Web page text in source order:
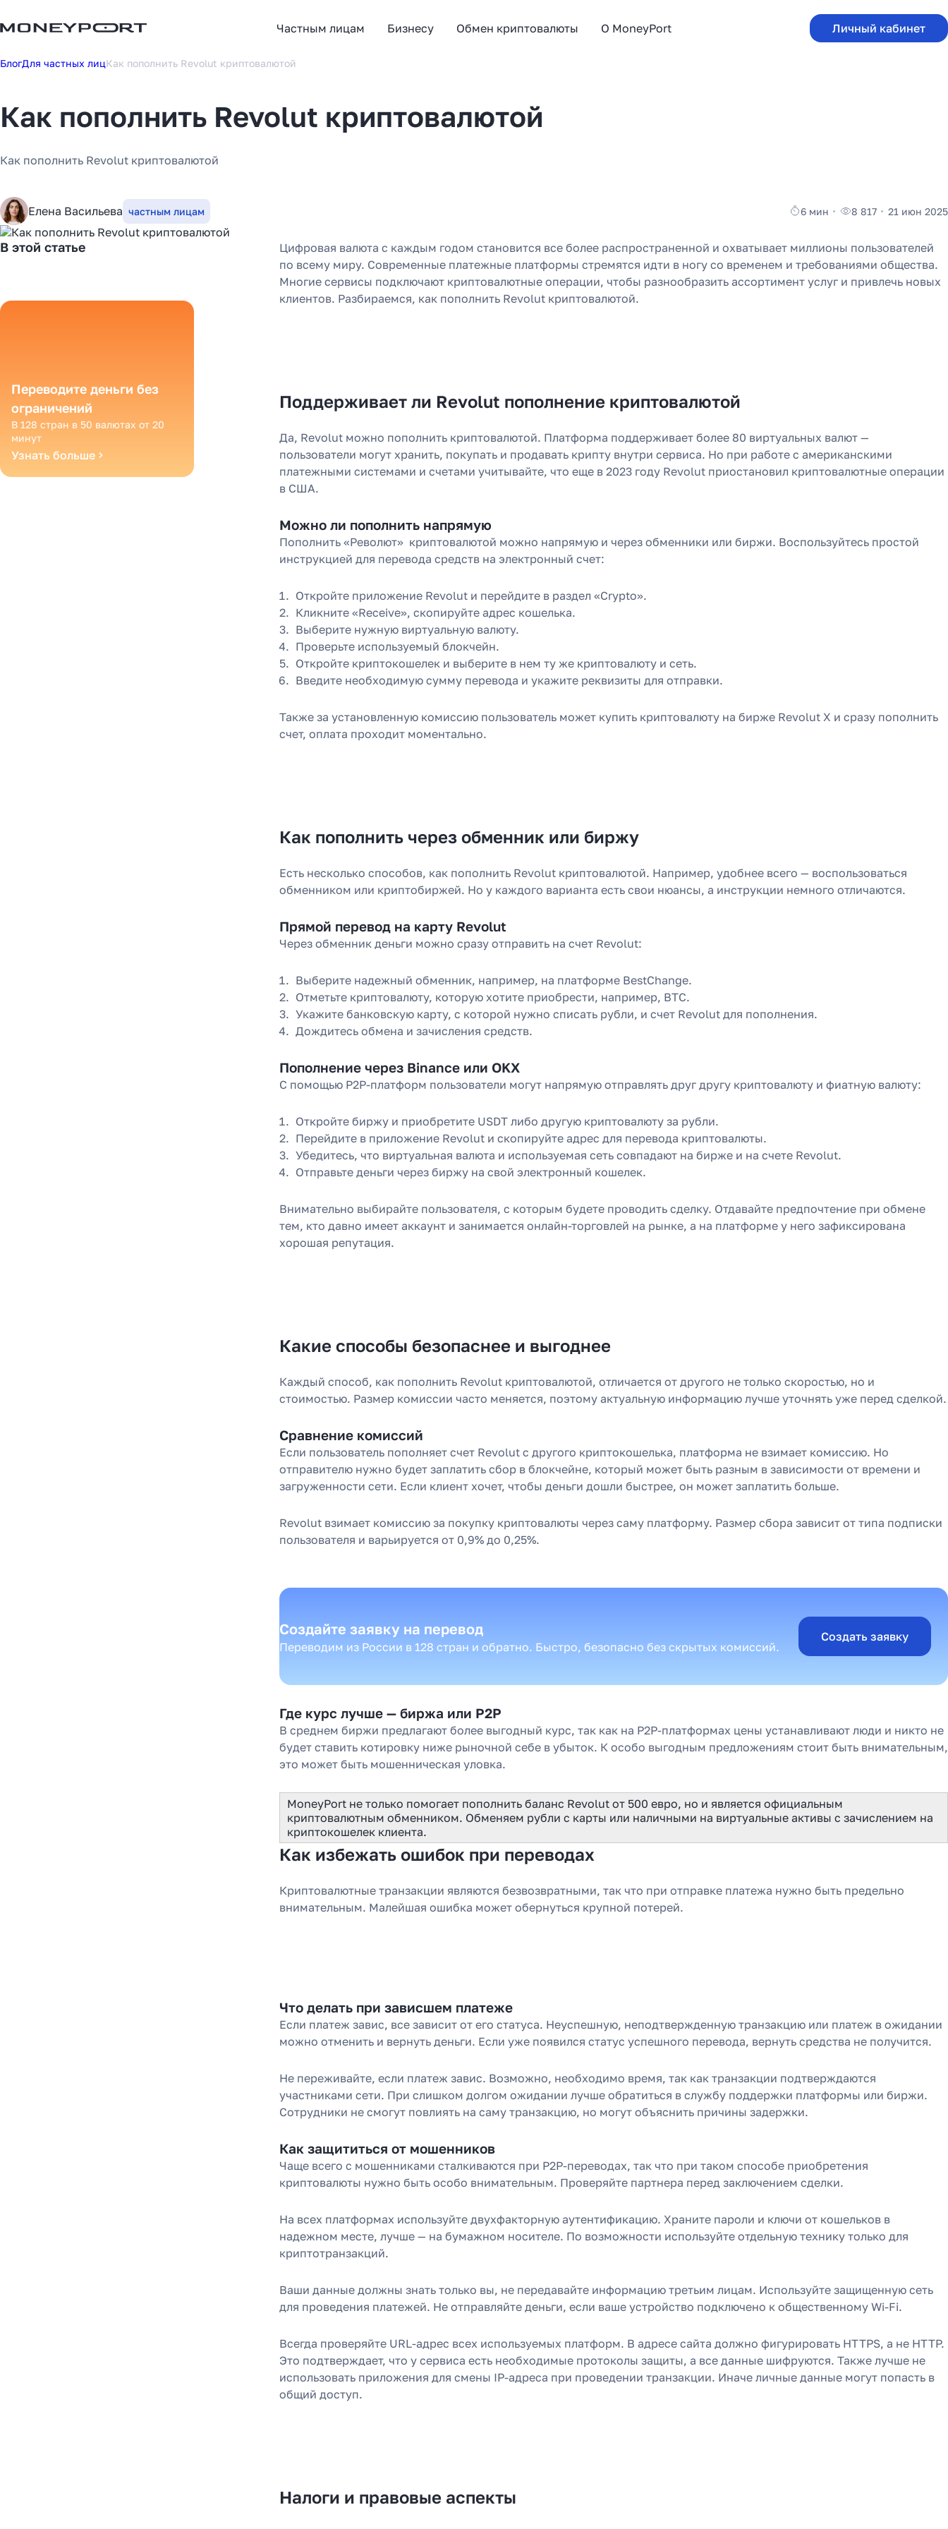
Личный кабинет
Частным лицам Бизнесу Обмен криптовалюты О MoneyPort
БлогДля частных лицКак пополнить Revolut криптовалютой
Как пополнить Revolut криптовалютой
Как пополнить Revolut криптовалютой
Елена Васильева частным лицам 6 мин 8 817 21 июн 2025
В этой статье
Переводите деньги без
ограничений
В 128 стран в 50 валютах от 20
минут
Узнать больше
Цифровая валюта с каждым годом становится все более распространенной и охватывает миллионы пользователей
по всему миру. Современные платежные платформы стремятся идти в ногу со временем и требованиями общества.
Многие сервисы подключают криптовалютные операции, чтобы разнообразить ассортимент услуг и привлечь новых
клиентов. Разбираемся, как пополнить Revolut криптовалютой.
Поддерживает ли Revolut пополнение криптовалютой
Да, Revolut можно пополнить криптовалютой. Платформа поддерживает более 80 виртуальных валют —
пользователи могут хранить, покупать и продавать крипту внутри сервиса. Но при работе с американскими
платежными системами и счетами учитывайте, что еще в 2023 году Revolut приостановил криптовалютные операции
в США.
Можно ли пополнить напрямую
Пополнить «Револют» криптовалютой можно напрямую и через обменники или биржи. Воспользуйтесь простой
инструкцией для перевода средств на электронный счет:
Откройте приложение Revolut и перейдите в раздел «Crypto».
Кликните «Receive», скопируйте адрес кошелька.
Выберите нужную виртуальную валюту.
Проверьте используемый блокчейн.
Откройте криптокошелек и выберите в нем ту же криптовалюту и сеть.
Введите необходимую сумму перевода и укажите реквизиты для отправки.
Также за установленную комиссию пользователь может купить криптовалюту на бирже Revolut X и сразу пополнить
счет, оплата проходит моментально.
Как пополнить через обменник или биржу
Есть несколько способов, как пополнить Revolut криптовалютой. Например, удобнее всего — воспользоваться
обменником или криптобиржей. Но у каждого варианта есть свои нюансы, а инструкции немного отличаются.
Прямой перевод на карту Revolut
Через обменник деньги можно сразу отправить на счет Revolut:
Выберите надежный обменник, например, на платформе BestChange.
Отметьте криптовалюту, которую хотите приобрести, например, BTC.
Укажите банковскую карту, с которой нужно списать рубли, и счет Revolut для пополнения.
Дождитесь обмена и зачисления средств.
Пополнение через Binance или OKX
С помощью P2P-платформ пользователи могут напрямую отправлять друг другу криптовалюту и фиатную валюту:
Откройте биржу и приобретите USDT либо другую криптовалюту за рубли.
Перейдите в приложение Revolut и скопируйте адрес для перевода криптовалюты.
Убедитесь, что виртуальная валюта и используемая сеть совпадают на бирже и на счете Revolut.
Отправьте деньги через биржу на свой электронный кошелек.
Внимательно выбирайте пользователя, с которым будете проводить сделку. Отдавайте предпочтение при обмене
тем, кто давно имеет аккаунт и занимается онлайн-торговлей на рынке, а на платформе у него зафиксирована
хорошая репутация.
Какие способы безопаснее и выгоднее
Каждый способ, как пополнить Revolut криптовалютой, отличается от другого не только скоростью, но и
стоимостью. Размер комиссии часто меняется, поэтому актуальную информацию лучше уточнять уже перед сделкой.
Сравнение комиссий
Если пользователь пополняет счет Revolut с другого криптокошелька, платформа не взимает комиссию. Но
отправителю нужно будет заплатить сбор в блокчейне, который может быть разным в зависимости от времени и
загруженности сети. Если клиент хочет, чтобы деньги дошли быстрее, он может заплатить больше.
Revolut взимает комиссию за покупку криптовалюты через саму платформу. Размер сбора зависит от типа подписки
пользователя и варьируется от 0,9% до 0,25%.
Создайте заявку на перевод
Переводим из России в 128 стран и обратно. Быстро, безопасно без скрытых комиссий.
Создать заявку
Где курс лучше — биржа или P2P
В среднем биржи предлагают более выгодный курс, так как на P2P-платформах цены устанавливают люди и никто не
будет ставить котировку ниже рыночной себе в убыток. К особо выгодным предложениям стоит быть внимательным,
это может быть мошенническая уловка.
MoneyPort не только помогает пополнить баланс Revolut от 500 евро, но и является официальным
криптовалютным обменником. Обменяем рубли с карты или наличными на виртуальные активы с зачислением на
криптокошелек клиента.
Как избежать ошибок при переводах
Криптовалютные транзакции являются безвозвратными, так что при отправке платежа нужно быть предельно
внимательным. Малейшая ошибка может обернуться крупной потерей.
Что делать при зависшем платеже
Если платеж завис, все зависит от его статуса. Неуспешную, неподтвержденную транзакцию или платеж в ожидании
можно отменить и вернуть деньги. Если уже появился статус успешного перевода, вернуть средства не получится.
Не переживайте, если платеж завис. Возможно, необходимо время, так как транзакции подтверждаются
участниками сети. При слишком долгом ожидании лучше обратиться в службу поддержки платформы или биржи.
Сотрудники не смогут повлиять на саму транзакцию, но могут объяснить причины задержки.
Как защититься от мошенников
Чаще всего с мошенниками сталкиваются при P2P-переводах, так что при таком способе приобретения
криптовалюты нужно быть особо внимательным. Проверяйте партнера перед заключением сделки.
На всех платформах используйте двухфакторную аутентификацию. Храните пароли и ключи от кошельков в
надежном месте, лучше — на бумажном носителе. По возможности используйте отдельную технику только для
криптотранзакций.
Ваши данные должны знать только вы, не передавайте информацию третьим лицам. Используйте защищенную сеть
для проведения платежей. Не отправляйте деньги, если ваше устройство подключено к общественному Wi-Fi.
Всегда проверяйте URL-адрес всех используемых платформ. В адресе сайта должно фигурировать HTTPS, а не HTTP.
Это подтверждает, что у сервиса есть необходимые протоколы защиты, а все данные шифруются. Также лучше не
использовать приложения для смены IP-адреса при проведении транзакции. Иначе личные данные могут попасть в
общий доступ.
Налоги и правовые аспекты
Как перевести деньги
за 2 часа вместо 120
в 2025 году